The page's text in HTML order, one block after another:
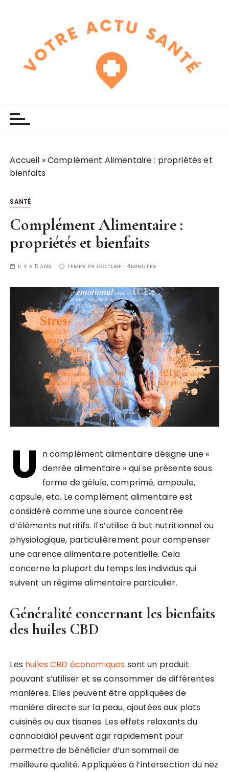
Accueil »Complément Alimentaire : propriétés et
bienfaits
SANTÉ
Complément Alimentaire :
propriétés et bienfaits
IL Y A 5 ANS TEMPS DE LECTURE : 4MINUTES
U
n complément alimentaire désigne une «
denrée alimentaire » qui se présente sous
forme de gélule, comprimé, ampoule,
capsule, etc. Le complément alimentaire est
considéré comme une source concentrée
d’éléments nutritifs. Il s’utilise à but nutritionnel ou
physiologique, particulièrement pour compenser
une carence alimentaire potentielle. Cela
concerne la plupart du temps les individus qui
suivent un régime alimentaire particulier.
Généralité concernant les bienfaits
des huiles CBD
Les huiles CBD économiques sont un produit
pouvant s’utiliser et se consommer de différentes
manières. Elles peuvent être appliquées de
manière directe sur la peau, ajoutées aux plats
cuisinés ou aux tisanes. Les effets relaxants du
cannabidiol peuvent agir rapidement pour
permettre de bénéficier d’un sommeil de
meilleure qualité. Appliquées à l’intersection du nez